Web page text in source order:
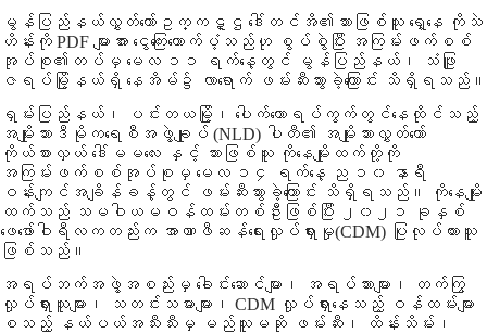
မွန်ပြည်နယ်လွှတ်တော်ဥက္ကဋ္ဌ ဒေါ်တင်အိ၏သားဖြစ်သူ ရှေ့နေ ကိုသဲ
ဟိန်းကို PDF များအား ငွေကြေးထောက်ပံ့သည်ဟု စွပ်စွဲပြီး အကြမ်းဖက်စစ်
အုပ်စု၏တပ်မှ မေလ ၁၁ ရက်နေ့တွင် မွန်ပြည်နယ်၊ သံဖြူ
ဇရပ်မြို့နယ်ရှိ နေအိမ်၌ လာရောက် ဖမ်းဆီးသွားခဲ့ကြောင်း သိရှိရသည်။
ရှမ်းပြည်နယ်၊ ပင်းတယမြို့၊ ပေါက်တောရပ်ကွက်တွင်နေထိုင်သည့်
အမျိုးသားဒီမိုကရေစီအဖွဲ့ချုပ် (NLD) ပါတီ၏ အမျိုးသားလွှတ်တော်
ကိုယ်စားလှယ် ဒေါ်မမလေး နှင့် သားဖြစ်သူ ကိုနေမျိုးထက်တို့ကို
အကြမ်းဖက်စစ်အုပ်စုမှ မေလ ၁၄ ရက်နေ့ ည ၁၀ နာရီ
ဝန်းကျင်အချိန်ခန့်တွင် ဖမ်းဆီးသွားခဲ့ကြောင်း သိရှိရသည်။ ကိုနေမျိုး
ထက်သည် သမဝါယမဝန်ထမ်းတစ်ဦးဖြစ်ပြီး ၂၀၂၁ ခုနှစ်
ဖေဖော်ဝါရီလကတည်းက အာဏာဖီဆန်ရေးလှုပ်ရှားမှု(CDM) ပြုလုပ်ထားသူ
ဖြစ်သည်။
အရပ်ဘက်အဖွဲ့အစည်းမှ ခေါင်းဆောင်များ၊ အရပ်သားများ၊ တက်ကြွ
လှုပ်ရှားသူများ၊ သတင်းသမားများ၊ CDM လှုပ်ရှားနေသည့် ဝန်ထမ်းများ
စသည့် နယ်ပယ်အသီးသီးမှ မည်သူမဆို ဖမ်းဆီး၊ ထိန်းသိမ်း၊